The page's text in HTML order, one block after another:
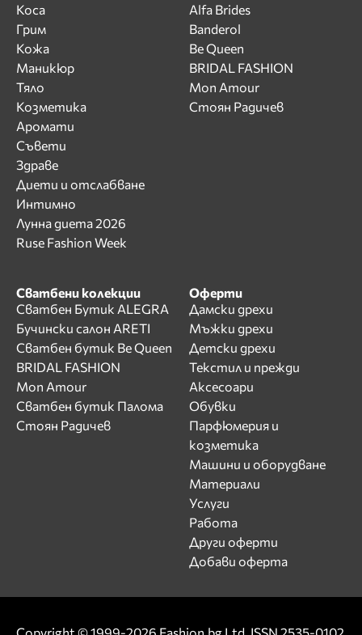
Коса
Грим
Кожа
Маникюр
Тяло
Козметика
Аромати
Съвети
Здраве
Диети и отслабване
Интимно
Лунна диета 2026
Ruse Fashion Week
Alfa Brides
Banderol
Be Queen
BRIDAL FASHION
Mon Amour
Стоян Радичев
Сватбени колекции
Сватбен Бутик ALEGRA
Бучински салон ARETI
Сватбен бутик Be Queen
BRIDAL FASHION
Mon Amour
Сватбен бутик Палома
Стоян Радичев
Оферти
Дамски дрехи
Мъжки дрехи
Детски дрехи
Текстил и прежди
Аксесоари
Обувки
Парфюмерия и
козметика
Машини и оборудване
Материали
Услуги
Работа
Други оферти
Добави оферта